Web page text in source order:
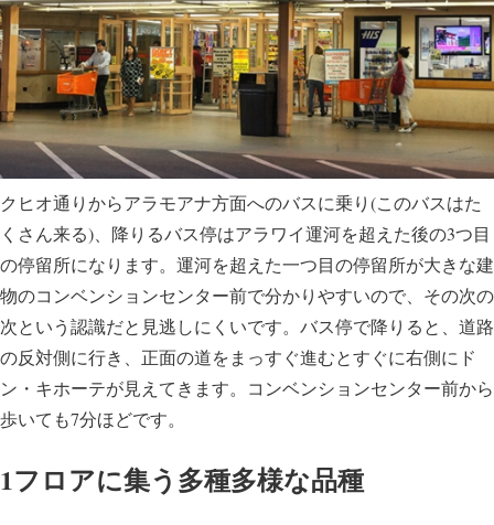
クヒオ通りからアラモアナ方面へのバスに乗り(このバスはた
くさん来る)、降りるバス停はアラワイ運河を超えた後の3つ目
の停留所になります。運河を超えた一つ目の停留所が大きな建
物のコンベンションセンター前で分かりやすいので、その次の
次という認識だと見逃しにくいです。バス停で降りると、道路
の反対側に行き、正面の道をまっすぐ進むとすぐに右側にド
ン・キホーテが見えてきます。コンベンションセンター前から
歩いても7分ほどです。
1フロアに集う多種多様な品種